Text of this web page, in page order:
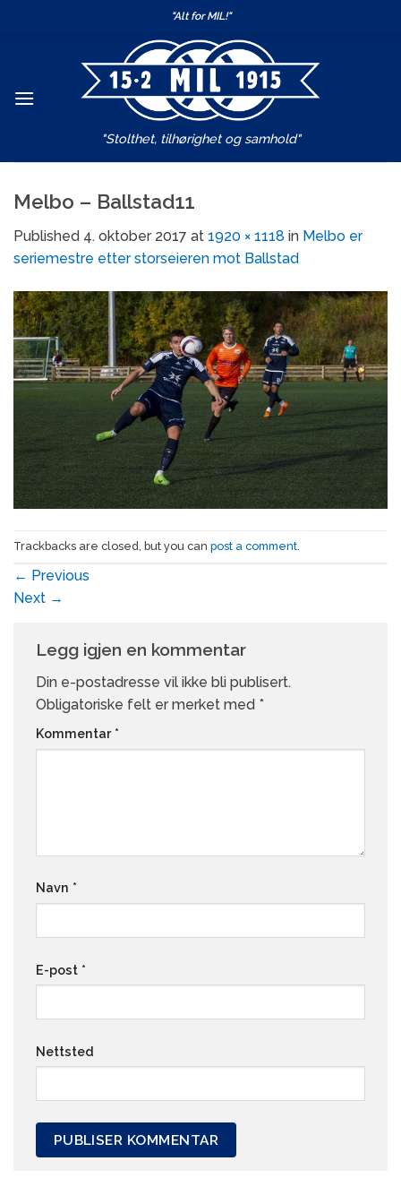
"Alt for MIL!"
"Stolthet, tilhørighet og samhold"
Melbo – Ballstad11
Published 4. oktober 2017 at 1920 × 1118 in Melbo er
seriemestre etter storseieren mot Ballstad
Trackbacks are closed, but you can post a comment
← Previous
Next →
Legg igjen en kommentar
Din e-postadresse vil ikke bli publisert.
Obligatoriske felt er merket med *
Kommentar *
Navn *
E-post *
Nettsted